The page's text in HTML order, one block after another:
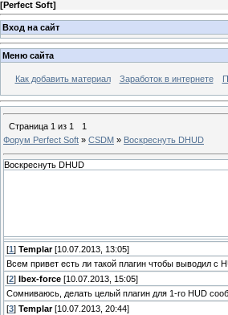
[Perfect Soft]
Вход на сайт
Меню сайта
Как добавить материал Заработок в интернете
Страница 1 из 1
1
Форум Perfect Soft » CSDM » Воскреснуть DHUD
Воскреснуть DHUD
[1 ] Templar[10.07.2013, 13:05]
Всем привет есть ли такой плагин чтобы выводил с
[2] Ibex-force [10.07.2013, 15:05]
Сомниваюсь, делать целый плагин для 1-го HUD
[3] Templar[10.07.2013, 20:44]